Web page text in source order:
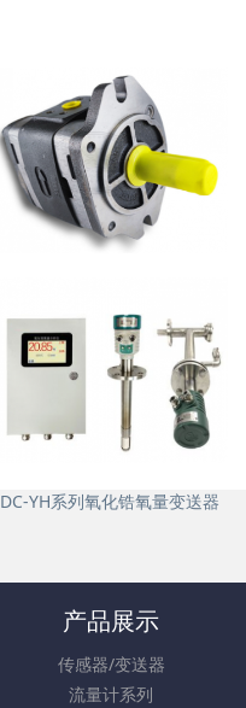
DC-YH系列氧化锆氧量变送器
产品展示
传感器/变送器
流量计系列